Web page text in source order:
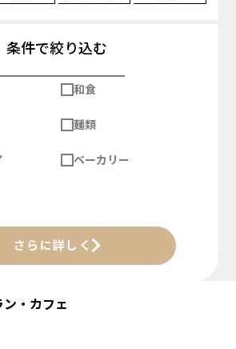
条件で絞り込む
和食
麺類
ベーカリー
さらに詳しく
・カフェ